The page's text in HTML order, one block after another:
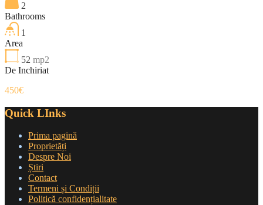
2
Bathrooms
1
Area
52 mp2
De Inchiriat
450€
Quick LInks
Prima pagină
Proprietăți
Despre Noi
Știri
Contact
Termeni și Condiții
Politică confidențialitate